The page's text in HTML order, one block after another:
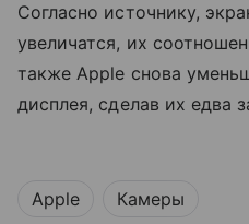
Cогласно источнику,
увеличатся, их
также Apple снова
дисплея, сделав их едва
Apple Камеры